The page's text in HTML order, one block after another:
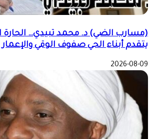
(مسارب الضي) د. محمد تبيدي… الحارة
يتقدم أبناء الحي صفوف الوقي والإعمار
2026-08-09